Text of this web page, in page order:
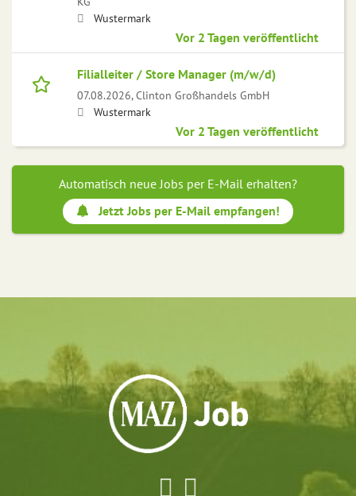
Wustermark
Vor 2 Tagen veröffentlicht
Filialleiter / Store Manager (m/w/d)
07.08.2026,Clinton Großhandels GmbH
Wustermark
Vor 2 Tagen veröffentlicht
Automatisch neue Jobs per E-Mail erhalten?
Jetzt Jobs per E-Mail empfangen!